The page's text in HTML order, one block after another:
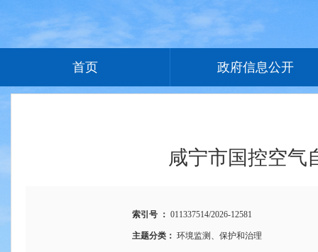
首页 政府信息公开
咸宁市国控空气
索引号 ： 011337514/2026-12581
主题分类： 环境监测、保护和治理